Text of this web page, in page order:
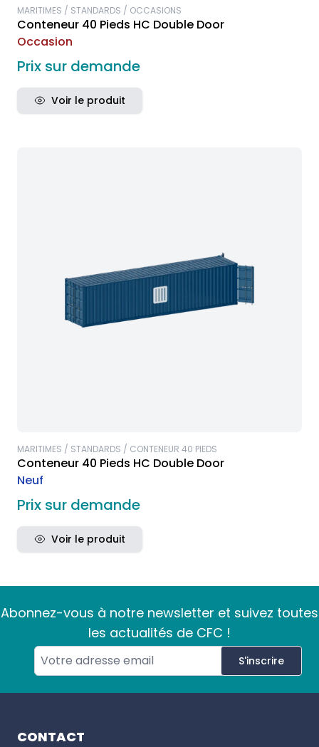
MARITIMES / STANDARDS / OCCASIONS
Conteneur 40 Pieds HC Double Door
Occasion
Prix sur demande
Voir le produit
MARITIMES / STANDARDS / CONTENEUR 40 PIEDS
Conteneur 40 Pieds HC Double Door
Neuf
Prix sur demande
Voir le produit
Abonnez-vous à notre newsletter et suivez toutes
les actualités de CFC !
S'inscrire
CONTACT